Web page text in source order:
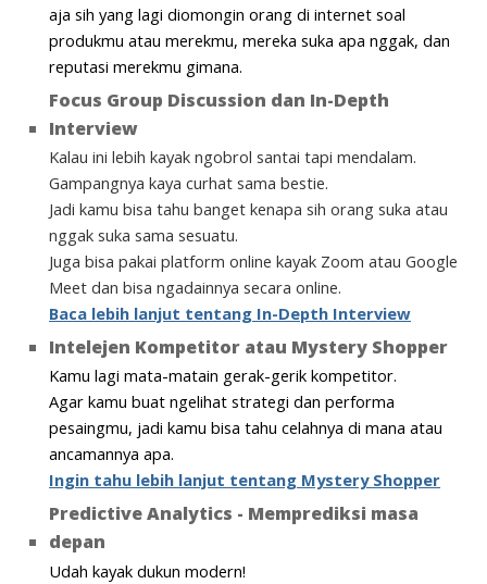
aja sih yang lagi diomongin orang di internet soal
produkmu atau merekmu, mereka suka apa nggak, dan
reputasi merekmu gimana.
Focus Group Discussion dan In-Depth
Interview
Kalau ini lebih kayak ngobrol santai tapi mendalam.
Gampangnya kaya curhat sama bestie.
Jadi kamu bisa tahu banget kenapa sih orang suka atau
nggak suka sama sesuatu.
Juga bisa pakai platform online kayak Zoom atau Google
Meet dan bisa ngadainnya secara online.
Baca lebih lanjut tentang In-Depth Interview
Intelejen Kompetitor atau Mystery Shopper
Kamu lagi mata-matain gerak-gerik kompetitor.
Agar kamu buat ngelihat strategi dan performa
pesaingmu, jadi kamu bisa tahu celahnya di mana atau
ancamannya apa.
Ingin tahu lebih lanjut tentang Mystery Shopper
Predictive Analytics - Memprediksi masa
depan
Udah kayak dukun modern!